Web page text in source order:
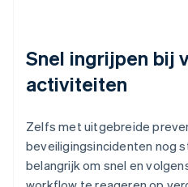
Snel ingrijpen bij
activiteiten
Zelfs met uitgebreide
beveiligingsincidenten nog
belangrijk om snel en